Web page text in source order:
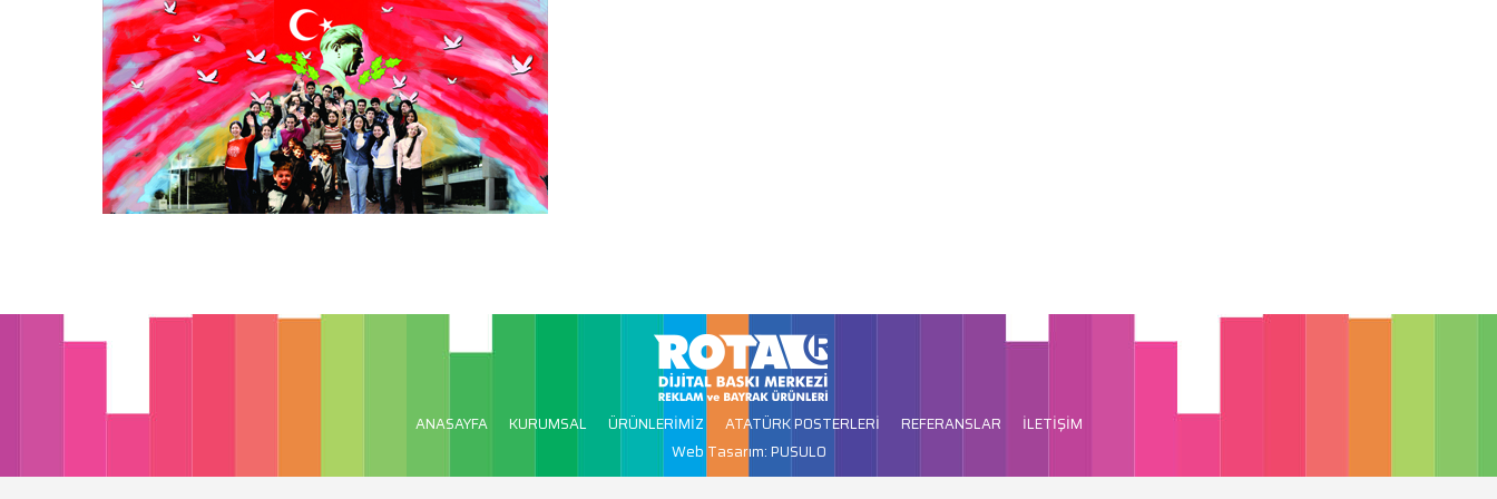
ANASAYFA KURUMSAL ÜRÜNLERİMİZ ATATÜRK POSTERLERİ REFERANSLAR
İLETİŞİM
Web Tasarım: PUSULO